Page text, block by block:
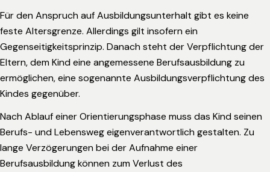
Für den Anspruch auf Ausbildungsunterhalt gibt es keine
feste Altersgrenze. Allerdings gilt insofern ein
Gegenseitigkeitsprinzip. Danach steht der Verpflichtung der
Eltern, dem Kind eine angemessene Berufsausbildung zu
ermöglichen, eine sogenannte Ausbildungsverpflichtung des
Kindes gegenüber.
Nach Ablauf einer Orientierungsphase muss das Kind seinen
Berufs- und Lebensweg eigenverantwortlich gestalten. Zu
lange Verzögerungen bei der Aufnahme einer
Berufsausbildung können zum Verlust des